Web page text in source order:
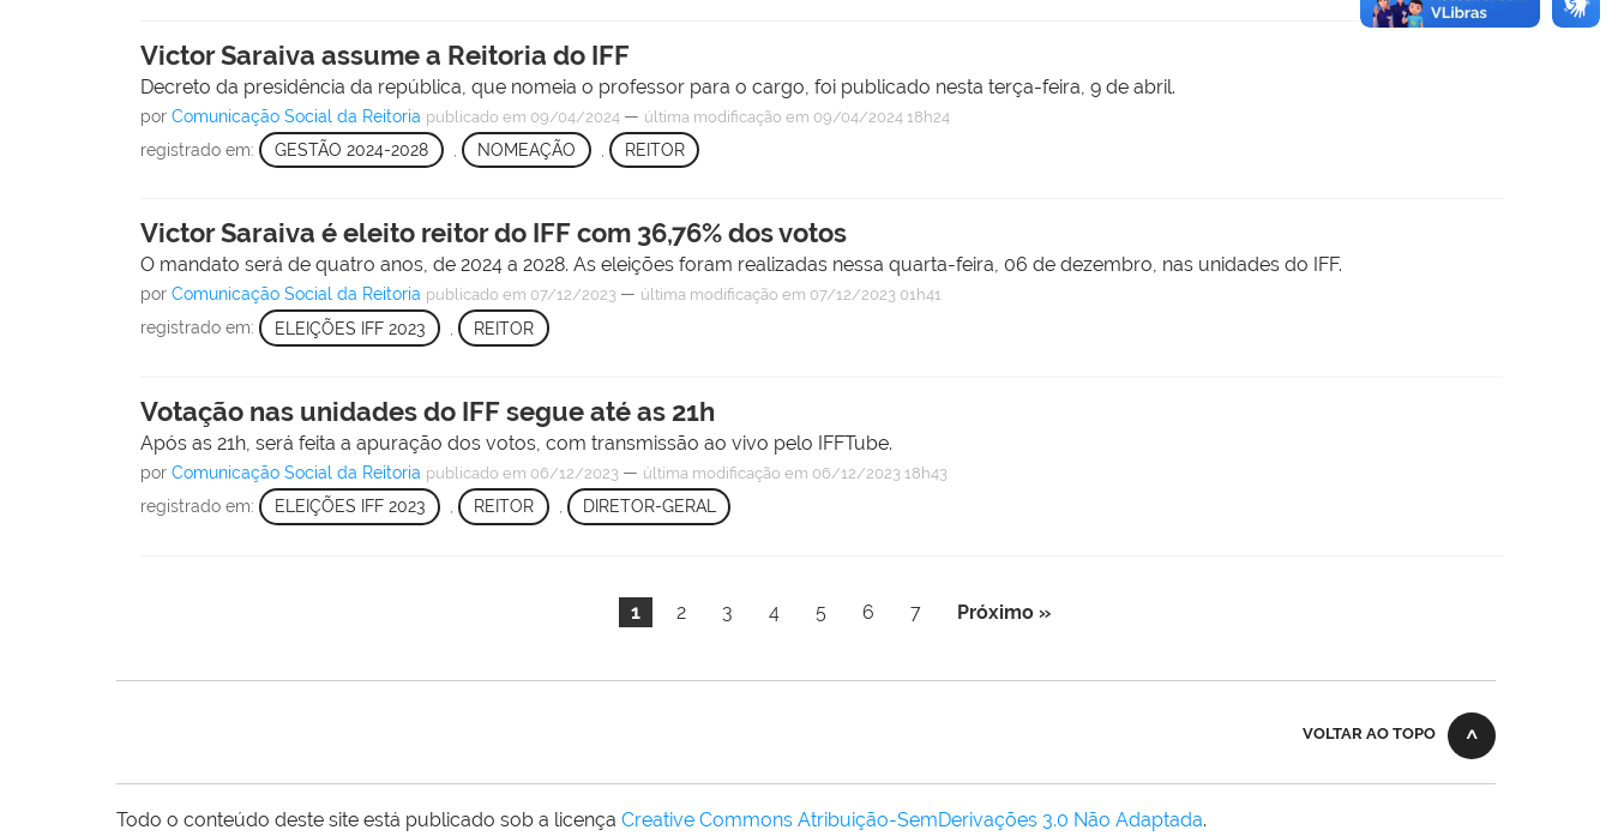
Victor Saraiva assume a Reitoria do IFF
Decreto da presidência da república, que nomeia o professor para o cargo, foi publicado nesta terça-feira, 9 de abril.
porComunicação Social da Reitoria publicado em 09/04/2024 — última modificação em 09/04/2024 18h24
registrado em: GESTÃO 2024-2028 NOMEAÇÃO REITOR
Victor Saraiva é eleito reitor do IFF com 36,76% dos votos
O mandato será de quatro anos, de 2024 a 2028. As eleições foram realizadas nessa quarta-feira, 06 de dezembro, nas unidades do IFF.
porComunicação Social da Reitoria publicado em 07/12/2023 — última modificação em 07/12/2023 01h41
registrado em: ELEIÇÕES IFF 2023 REITOR
Votação nas unidades do IFF segue até as 21h
Após as 21h, será feita a apuração dos votos, com transmissão ao vivo pelo IFFTube.
porComunicação Social da Reitoria publicado em 06/12/2023 — última modificação em 06/12/2023 18h43
registrado em: ELEIÇÕES IFF 2023 , REITOR , DIRETOR-GERAL
1 2 3 4 5 6 7 Próximo »
VOLTAR AO TOPO
Todo o conteúdo deste site está publicado sob a licença Creative Commons Atribuição-SemDerivações 3.0 Não Adaptada.